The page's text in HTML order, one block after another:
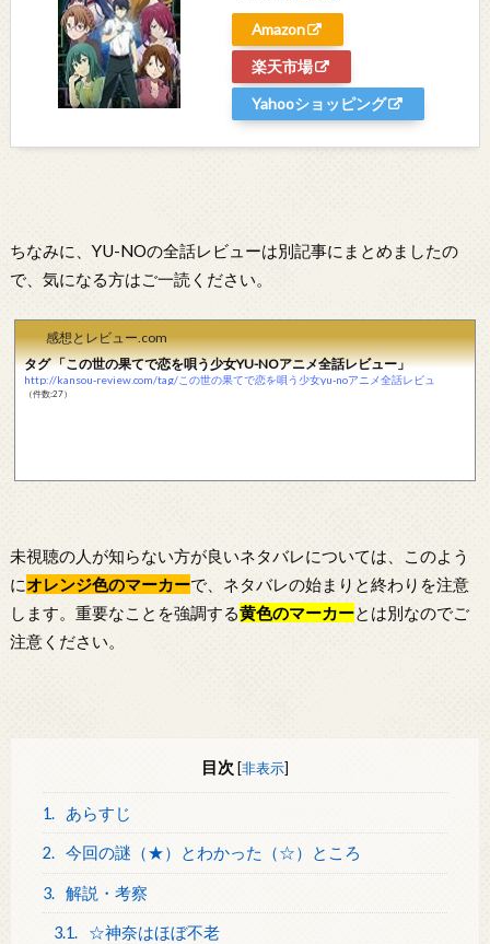
Amazon
楽天市場
Yahooショッピング
ちなみに、YU-NOの全話レビューは別記事にまとめましたの
で、気になる方はご一読ください。
感想とレビュー.com
タグ 「この世の果てで恋を唄う少女YU-NOアニメ全話レビュー」
http://kansou-review.com/tag/この世の果てで恋を唄う少女yu-noアニメ全話レビュ
（件数:27）
未視聴の人が知らない方が良いネタバレについては、このよう
にオレンジ色のマーカーで、ネタバレの始まりと終わりを注意
します。重要なことを強調する黄色のマーカーとは別なのでご
注意ください。
目次 [非表示]
1. あらすじ
2. 今回の謎（★）とわかった（☆）ところ
3. 解説・考察
3.1. ☆神奈はほぼ不老